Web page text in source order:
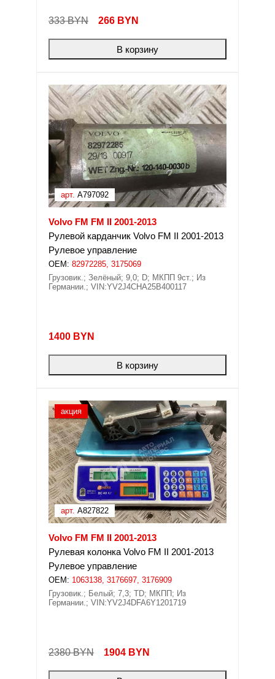
333 BYN 266 BYN
В корзину
арт. A797092
Volvo FM FM II 2001-2013
Рулевой карданчик Volvo FM II 2001-2013
Рулевое управление
OEM: 82972285, 3175069
Грузовик.; Зелёный; 9,0; D; МКПП 9ст.; Из
Германии.; VIN:YV2J4CHA25B400117
1400 BYN
В корзину
акция
арт. A827822
Volvo FM FM II 2001-2013
Рулевая колонка Volvo FM II 2001-2013
Рулевое управление
OEM: 1063138, 3176697, 3176909
Грузовик.; Белый; 7,3; TD; МКПП; Из
Германии.; VIN:YV2J4DFA6Y1201719
2380 BYN 1904 BYN